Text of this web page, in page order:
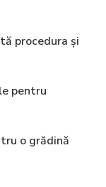
procedura și
pentru
o grădină